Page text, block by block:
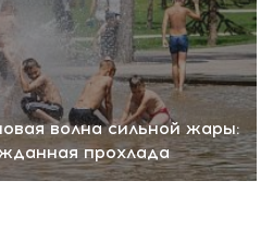
волна сильной жары:
прохлада